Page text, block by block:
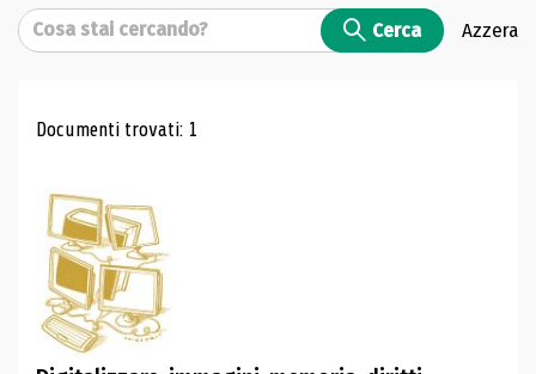
Cerca Cerca Azzera
Risultati di ricerca
Documenti trovati: 1